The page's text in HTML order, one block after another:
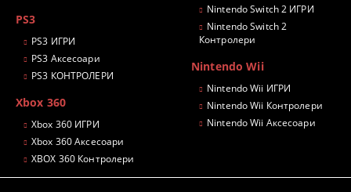
PS3
PS3 ИГРИ
PS3 Аксесоари
PS3 КОНТРОЛЕРИ
Xbox 360
Xbox 360 ИГРИ
Xbox 360 Аксесоари
XBOX 360 Контролери
Nintendo Switch 2 ИГРИ
Nintendo Switch 2
Контролери
Nintendo Wii
Nintendo Wii ИГРИ
Nintendo Wii Контролери
Nintendo Wii Аксесоари